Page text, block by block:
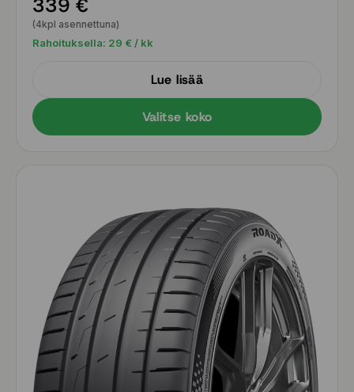
339 €
(4kpl asennettuna)
Rahoituksella: 29 € / kk
Lue lisää
Valitse koko